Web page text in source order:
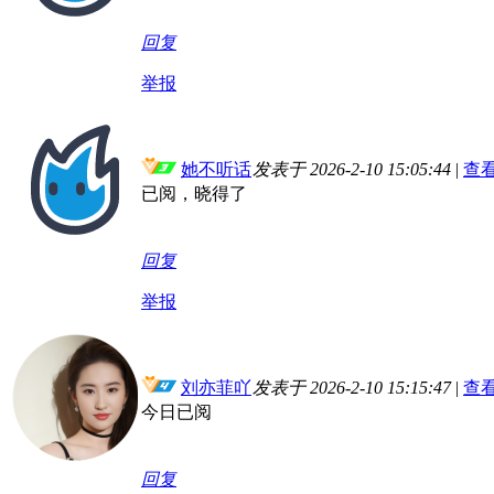
回复
举报
她不听话发表于 2026-2-10 15:05:44 | 查
已阅，晓得了
回复
举报
刘亦菲吖发表于 2026-2-10 15:15:47 | 查
今日已阅
回复